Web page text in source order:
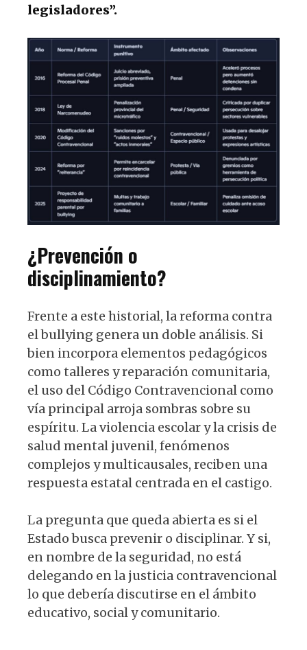
legisladores”.
¿Prevención o
disciplinamiento?
Frente a este historial, la reforma contra
el bullying genera un doble análisis. Si
bien incorpora elementos pedagógicos
como talleres y reparación comunitaria,
el uso del Código Contravencional como
vía principal arroja sombras sobre su
espíritu. La violencia escolar y la crisis de
salud mental juvenil, fenómenos
complejos y multicausales, reciben una
respuesta estatal centrada en el castigo.
La pregunta que queda abierta es si el
Estado busca prevenir o disciplinar. Y si,
en nombre de la seguridad, no está
delegando en la justicia contravencional
lo que debería discutirse en el ámbito
educativo, social y comunitario.